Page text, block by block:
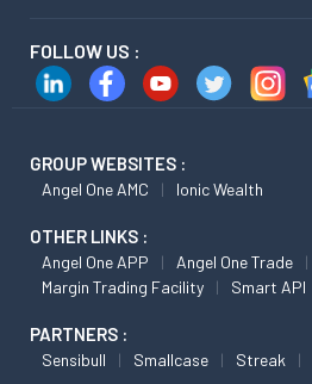
FOLLOW US :
GROUP WEBSITES :
Angel One AMC Ionic Wealth
OTHER LINKS :
Angel One APP Angel One Trade
Margin Trading Facility
Smart API
PARTNERS :
Sensibull Smallcase Streak